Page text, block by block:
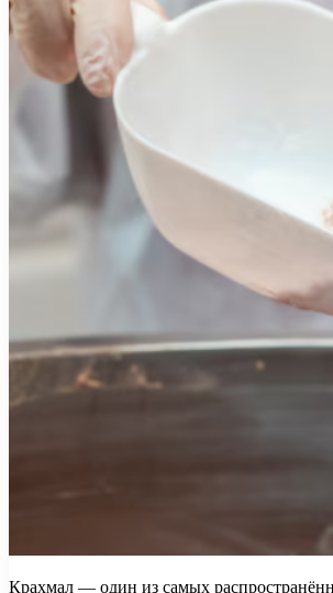
Крахмал — один из самых